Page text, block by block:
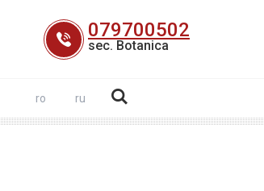
079700502
sec. Botanica
ro ru